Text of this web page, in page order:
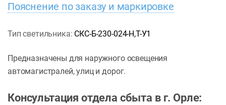
Пояснение по заказу и маркировке
Тип светильника: СКС-Б-230-024-Н,Т-У1
Предназначены для наружного освещения
автомагистралей, улиц и дорог.
Консультация отдела сбыта в г. Орле: